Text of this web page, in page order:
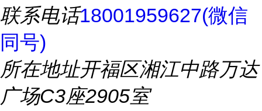
联系电话18001959627(微信
同号)
所在地址开福区湘江中路万达
广场C3座2905室